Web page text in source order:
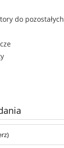
do pozostałych